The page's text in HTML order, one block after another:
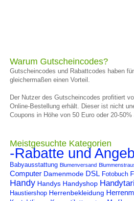
Warum Gutscheincodes?
Gutscheincodes und Rabattcodes haben
gleichermaßen einen Vorteil.
Der Nutzer des Gutscheincodes profitiert
Online-Bestellung erhält. Dieser ist nicht
Coupons in Höhe von 50 Euro oder 20-50%
Meistgesuchte Kategorien
-Rabatte und
Babyausstattung Blumenversand
Computer Damenmode DSL Fotobuch
Handy Handys Handyshop
Haustiershop Herrenbekleidung